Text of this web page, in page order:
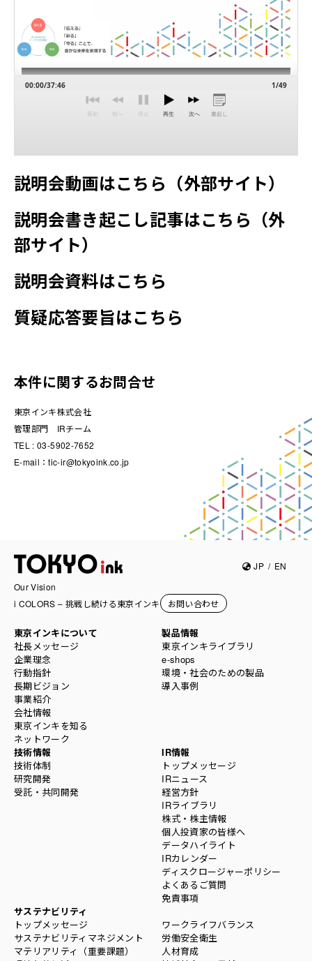
説明会動画はこちら（外部サイト）
説明会書き起こし記事はこちら（外
部サイト）
説明会資料はこちら
質疑応答要旨はこちら
本件に関するお問合せ
東京インキ株式会社
管理部門 IRチーム
TEL : 03-5902-7652
E-mail：tic-ir@tokyoink.co.jp
JP / EN
Our Vision
i COLORS – 挑戦し続ける東京インキ
お問い合わせ
東京インキについて
社長メッセージ
企業理念
行動指針
長期ビジョン
事業紹介
会社情報
東京インキを知る
ネットワーク
製品情報
東京インキライブラリ
e-shops
環境・社会のための製品
導入事例
技術情報
技術体制
研究開発
受託・共同開発
IR情報
トップメッセージ
IRニュース
経営方針
IRライブラリ
株式・株主情報
個人投資家の皆様へ
データハイライト
IRカレンダー
ディスクロージャーポリシー
よくあるご質問
免責事項
サステナビリティ
トップメッセージ
サステナビリティマネジメント
マテリアリティ（重要課題）
ワークライフバランス
労働安全衛生
人材育成